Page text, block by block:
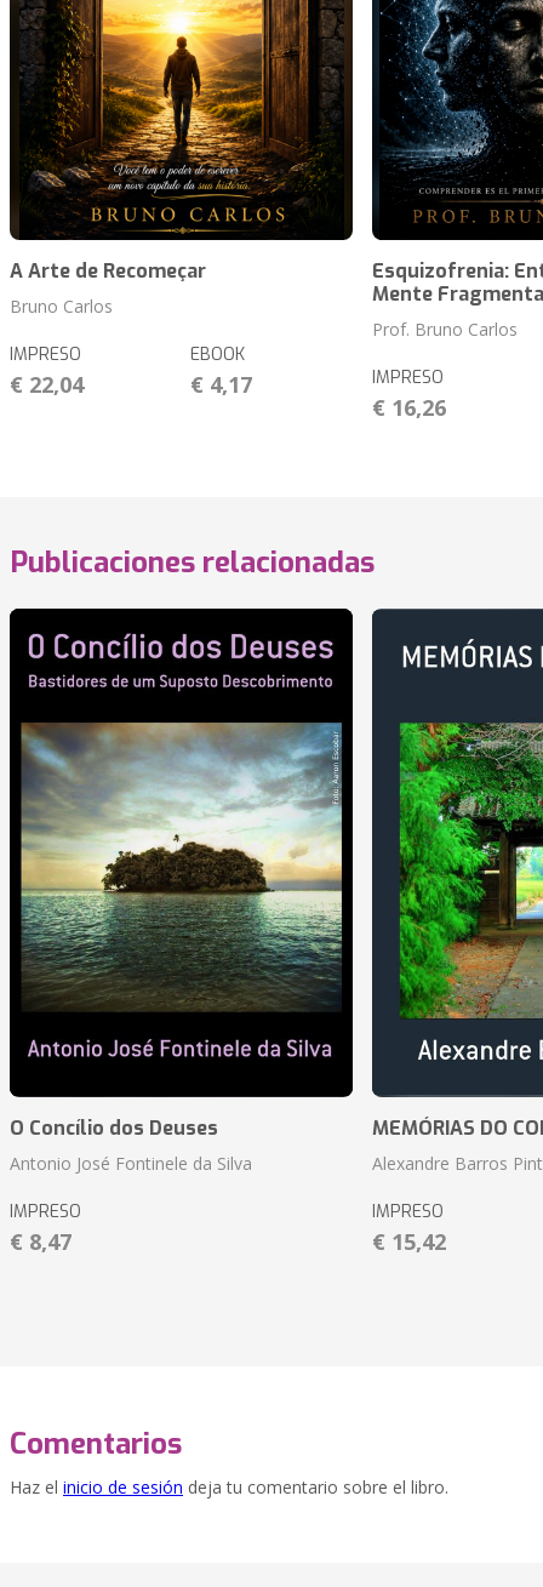
A Arte de Recomeçar
Bruno Carlos
IMPRESO
€ 22,04
EBOOK
€ 4,17
Esquizofrenia:
Mente
Prof. Bruno Carlos
IMPRESO
€ 16,26
Publicaciones relacionadas
O Concílio dos Deuses
Antonio José Fontinele da Silva
IMPRESO
€ 8,47
MEMÓRIAS DO
Alexandre Barros
IMPRESO
€ 15,42
Comentarios
Haz el inicio de sesión deja tu comentario sobre el libro.